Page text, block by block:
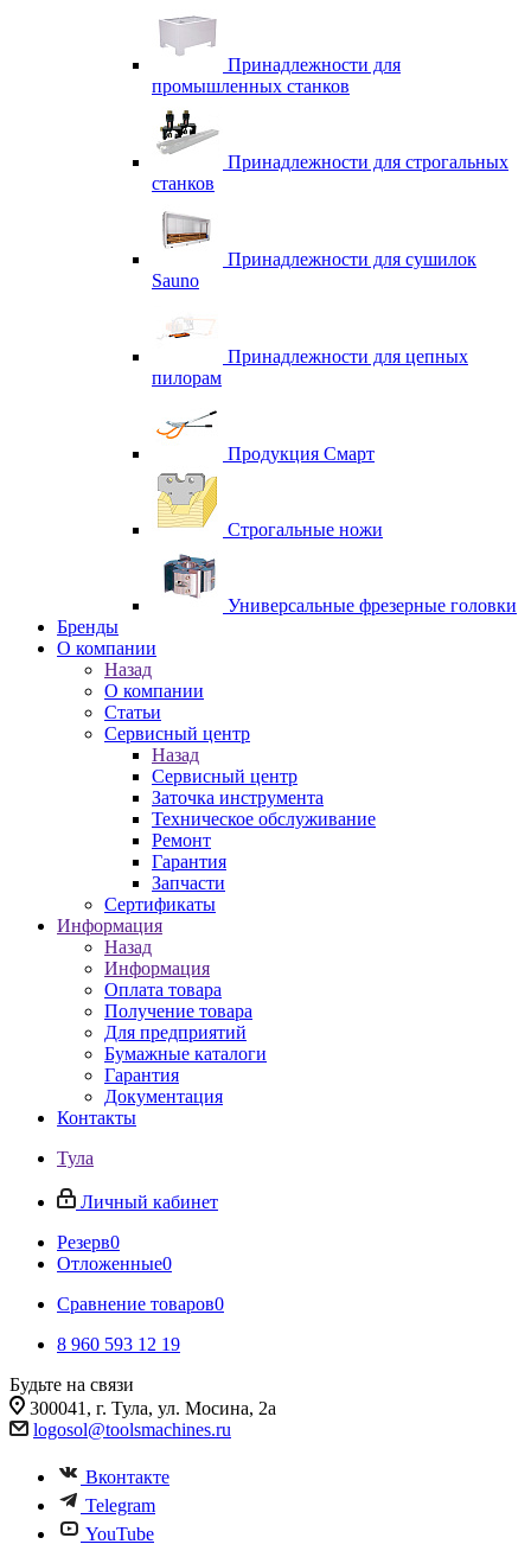
Принадлежности для
промышленных станков
Принадлежности для строгальных
станков
Принадлежности для сушилок
Sauno
Принадлежности для цепных
пилорам
Продукция Смарт
Строгальные ножи
Универсальные фрезерные головки
Бренды
O компании
Назад
O компании
Статьи
Сервисный центр
Назад
Сервисный центр
Заточка инструмента
Техническое обслуживание
Ремонт
Гарантия
Запчасти
Сертификаты
Информация
Назад
Информация
Оплата товара
Получение товара
Для предприятий
Бумажные каталоги
Гарантия
Документация
Контакты
Тула
Личный кабинет
Резерв0
Отложенные0
Сравнение товаров0
8 960 593 12 19
Будьте на связи
300041, г. Тула, ул. Мосина, 2а
logosol@toolsmachines.ru
Вконтакте
Telegram
YouTube